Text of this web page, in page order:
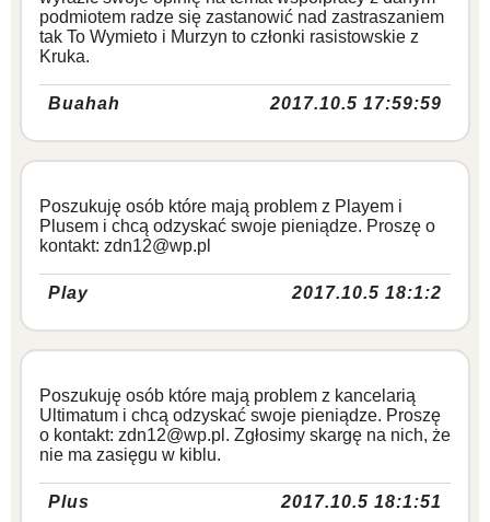
podmiotem radze się zastanowić nad zastraszaniem
tak To Wymieto i Murzyn to członki rasistowskie z
Kruka.
Buahah 2017.10.5 17:59:59
Poszukuję osób które mają problem z Playem i
Plusem i chcą odzyskać swoje pieniądze. Proszę o
kontakt: zdn12@wp.pl
Play 2017.10.5 18:1:2
Poszukuję osób które mają problem z kancelarią
Ultimatum i chcą odzyskać swoje pieniądze. Proszę
o kontakt: zdn12@wp.pl. Zgłosimy skargę na nich, że
nie ma zasięgu w kiblu.
Plus 2017.10.5 18:1:51